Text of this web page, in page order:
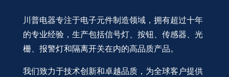
川普电器专注于电子元件制造领域，拥有超过十年
的专业经验，生产包括信号灯、按钮、传感器、光
栅、报警灯和隔离开关在内的高品质产品。
我们致力于技术创新和卓越品质，为全球客户提供